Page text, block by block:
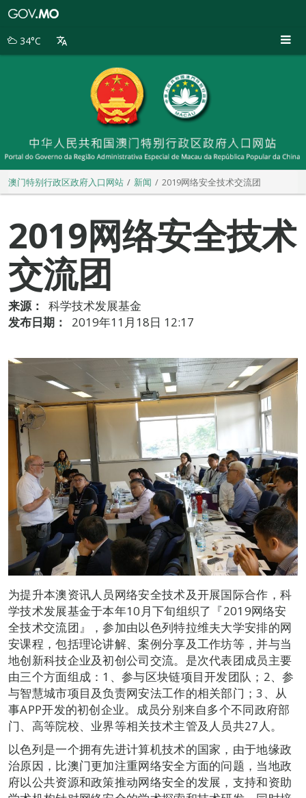
别
34°C
澳门特别行政区政府入口网站 新闻 2019网络安全技术交流团
2019网络安全技术
交流团
来源：
科学技术发展基金
发布日期：
2019年11月18日 12:17
为提升本澳资讯人员网络安全技术及开展国际合作，科
学技术发展基金于本年10月下旬组织了『2019网络安
全技术交流团』，参加由以色列特拉维夫大学安排的网
安课程，包括理论讲解、案例分享及工作坊等，并与当
地创新科技企业及初创公司交流。是次代表团成员主要
由三个方面组成：1、参与区块链项目开发团队；2、参
与智慧城市项目及负责网安法工作的相关部门；3、从
事APP开发的初创企业。成员分别来自多个不同政府部
门、高等院校、业界等相关技术主管及人员共27人。
以色列是一个拥有先进计算机技术的国家，由于地缘政
治原因，比澳门更加注重网络安全方面的问题，当地政
府以公共资源和政策推动网络安全的发展，支持和资助